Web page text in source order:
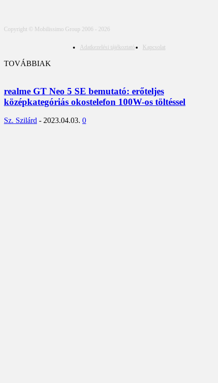
Copyright © Mobilissimo Group 2006 - 2026
Adatkezelési tájékoztató Kapcsolat
TOVÁBBIAK
realme GT Neo 5 SE bemutató: erőteljes
középkategóriás okostelefon 100W-os töltéssel
Sz. Szilárd - 2023.04.03. 0